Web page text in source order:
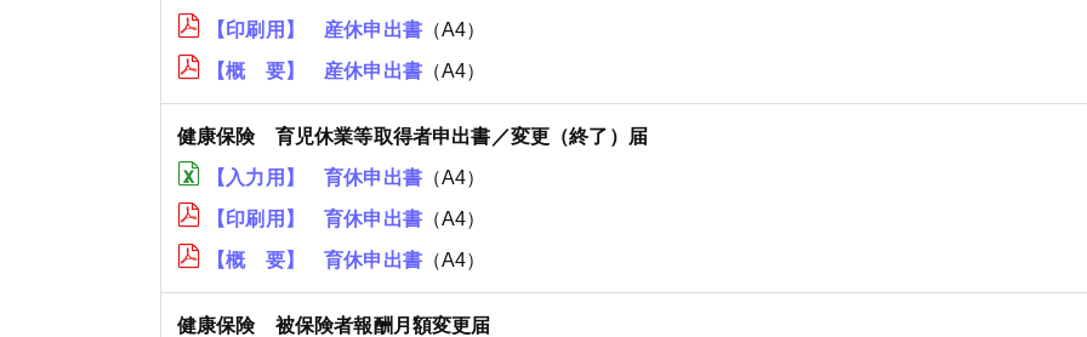
【印刷用】 産休申出書（A4）
【概 要】 産休申出書（A4）
健康保険 育児休業等取得者申出書／変更（終了）届
【入力用】 育休申出書（A4）
【印刷用】 育休申出書（A4）
【概 要】 育休申出書（A4）
健康保険 被保険者報酬月額変更届